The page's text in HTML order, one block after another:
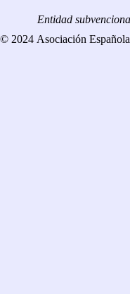
Entidad
© 2024 Asociación